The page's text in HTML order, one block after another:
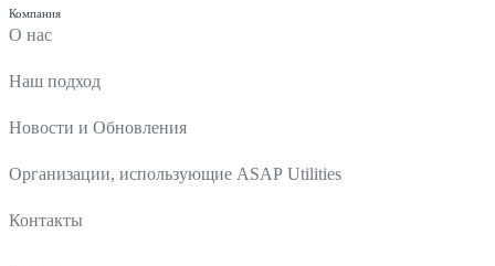
Компания
О нас
Наш подход
Новости и Обновления
Организации, использующие ASAP Utilities
Контакты